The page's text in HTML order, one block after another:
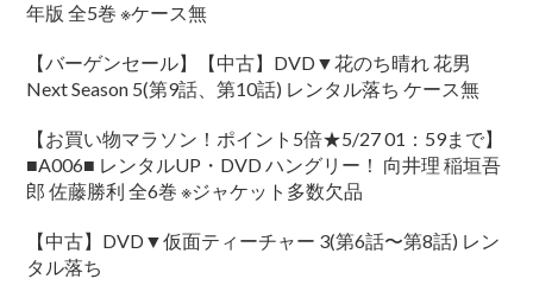
年版 全5巻 ※ケース無
【バーゲンセール】【中古】DVD▼花のち晴れ 花男
Next Season 5(第9話、第10話) レンタル落ち ケース無
【お買い物マラソン！ポイント5倍★5/27 01：59まで】
■A006■ レンタルUP・DVD ハングリー！ 向井理 稲垣吾
郎 佐藤勝利 全6巻 ※ジャケット多数欠品
【中古】DVD▼仮面ティーチャー 3(第6話〜第8話) レン
タル落ち